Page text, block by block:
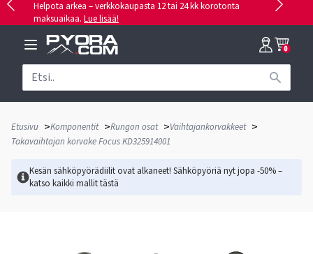
Helpota arkea – verkkokaupasta 12 tai 24 kk korotonta
maksuaikaa. Lue lisää!
0
Etusivu >Komponentit >Rungon osat >Vaihtajankorvakkeet >
Takavaihtajan korvake Focus KD325914001
Kesän sähköpyörädiilit ovat alkaneet! Sähköpyöriä nyt jopa -50% –
katso kaikki mallittästä